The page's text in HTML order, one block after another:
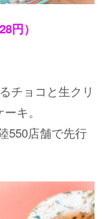
円）
チョコと生クリ
キ。
550店舗で先行